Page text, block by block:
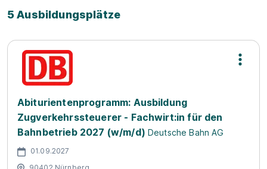
5 Ausbildungsplätze
Abiturientenprogramm: Ausbildung
Zugverkehrssteuerer - Fachwirt:in für den
Bahnbetrieb 2027 (w/m/d) Deutsche Bahn AG
01.09.2027
90402 Nürnberg